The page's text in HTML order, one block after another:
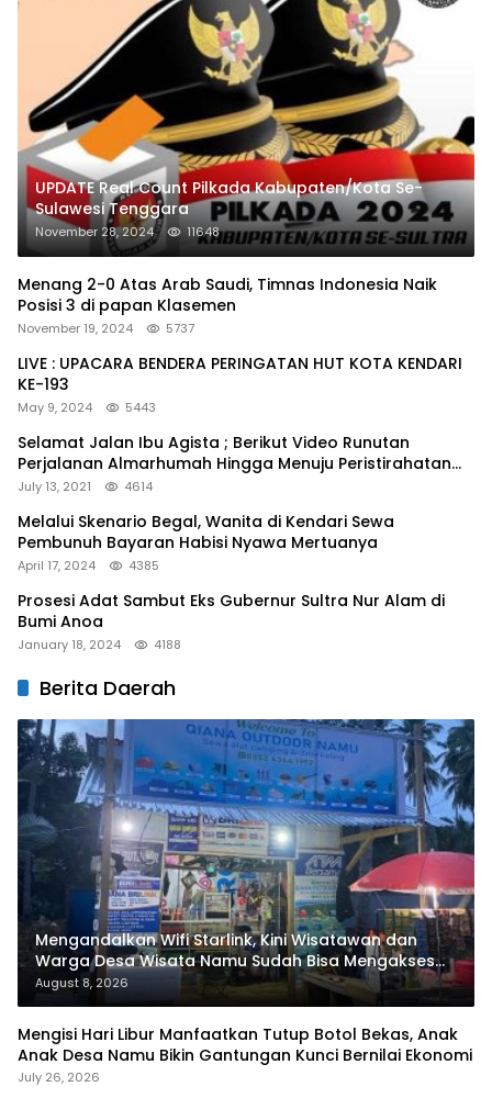
UPDATE Real Count Pilkada Kabupaten/Kota Se-
Sulawesi Tenggara
November 28, 2024 11648
Menang 2-0 Atas Arab Saudi, Timnas Indonesia Naik
Posisi 3 di papan Klasemen
November 19, 2024 5737
LIVE : UPACARA BENDERA PERINGATAN HUT KOTA KENDARI
KE-193
May 9, 2024 5443
Selamat Jalan Ibu Agista ; Berikut Video Runutan
Perjalanan Almarhumah Hingga Menuju Peristirahatan
Terakhir
July 13, 2021 4614
Melalui Skenario Begal, Wanita di Kendari Sewa
Pembunuh Bayaran Habisi Nyawa Mertuanya
April 17, 2024 4385
Prosesi Adat Sambut Eks Gubernur Sultra Nur Alam di
Bumi Anoa
January 18, 2024 4188
Berita Daerah
Mengandalkan Wifi Starlink, Kini Wisatawan dan
Warga Desa Wisata Namu Sudah Bisa Mengakses
Transaksi Digital
August 8, 2026
Mengisi Hari Libur Manfaatkan Tutup Botol Bekas, Anak
Anak Desa Namu Bikin Gantungan Kunci Bernilai Ekonomi
July 26, 2026